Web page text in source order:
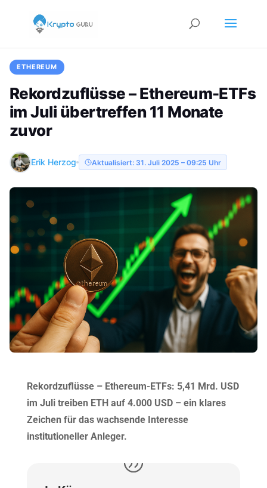
ETHEREUM
Rekordzuflüsse – Ethereum-ETFs
im Juli übertreffen 11 Monate
zuvor
Erik Herzog Aktualisiert: 31. Juli 2025 – 09:25 Uhr
Rekordzuflüsse – Ethereum-ETFs: 5,41 Mrd. USD
im Juli treiben ETH auf 4.000 USD – ein klares
Zeichen für das wachsende Interesse
institutioneller Anleger.